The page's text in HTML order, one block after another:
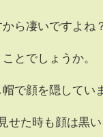
ら凄いですよね
とでしょうか。
で顔を隠してい
せた時も顔は黒